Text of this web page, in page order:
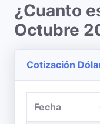
¿Cuanto
Octubre
Cotización
Fecha